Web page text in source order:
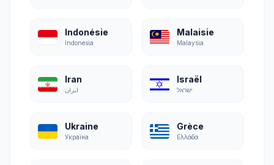
Indonésie
Indonesia
Malaisie
Malaysia
Iran
ایران
Israël
ישראל
Ukraine
Україна
Grèce
Ελλάδα